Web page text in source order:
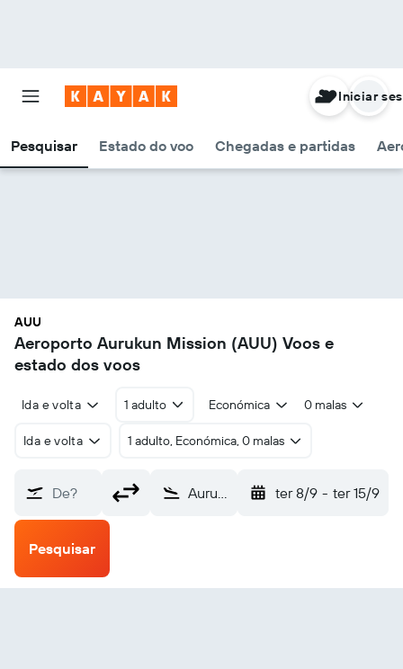
Pesquisar Estado do voo Chegadas e partidas
Iniciar
AUU
Aeroporto Aurukun Mission (AUU) Voos e
estado dos voos
Ida e volta 1 adulto Económica 0 malas
Ida e volta 1 adulto, Económica, 0 malas
De? Aurukun Mission (AUU) ter 8/9 - ter 15/9
Pesquisar